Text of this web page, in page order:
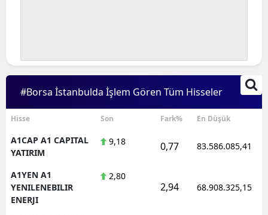
#Borsa İstanbulda İşlem Gören Tüm Hisseler
Hisse Son Fark% En Düşük
A1CAP A1 CAPITAL
YATIRIM
9,18 0,77 83.586.085,41
A1YEN A1
YENILENEBILIR
ENERJI
2,80
2,94 68.908.325,15